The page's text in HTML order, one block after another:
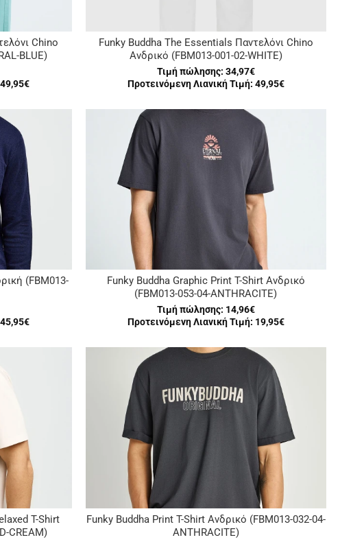
Chino
BLUE)
Funky Buddha The Essentials Παντελόνι Chino
Ανδρικό (FBM013-001-02-WHITE)
Τιμή πώλησης: 34,97€
Προτεινόμενη Λιανική Τιμή: 49,95€
(FBM013-
Funky Buddha Graphic Print T-Shirt Ανδρικό
(FBM013-053-04-ANTHRACITE)
Τιμή πώλησης: 14,96€
Προτεινόμενη Λιανική Τιμή: 19,95€
T-Shirt
CREAM)
Funky Buddha Print T-Shirt Ανδρικό (FBM013-032-04-
ANTHRACITE)